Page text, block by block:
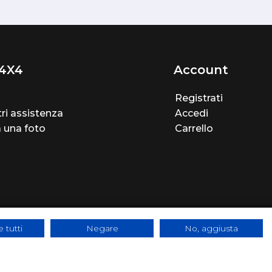
assistenza
una foto
Account
Registrati
Accedi
Carrello
tutti Negare No, aggiusta